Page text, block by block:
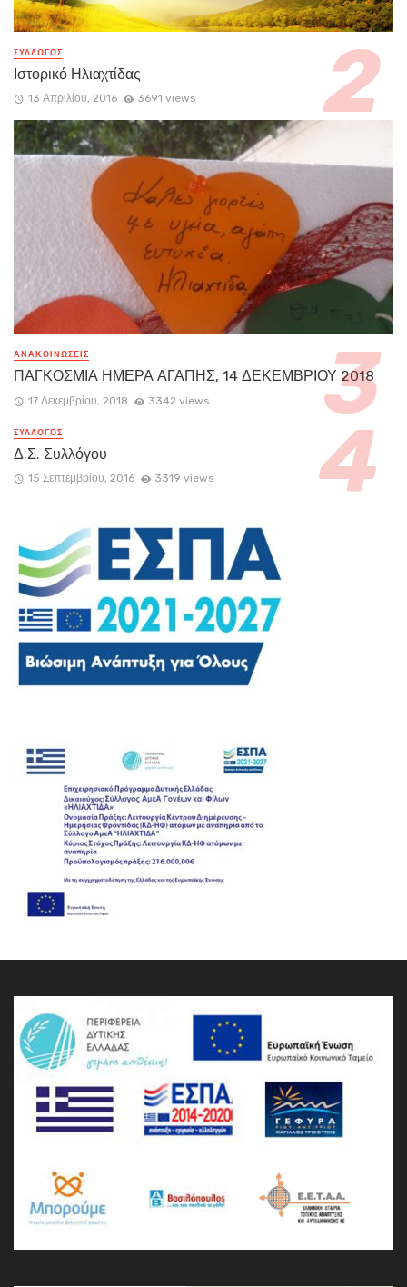
ΣΥΛΛΟΓΟΣ
Ιστορικό Ηλιαχτίδας
13 Απριλίου, 2016 3691 views
ΑΝΑΚΟΙΝΏΣΕΙΣ
ΠΑΓΚΟΣΜΙΑ ΗΜΕΡΑ ΑΓΑΠΗΣ, 14 ΔΕΚΕΜΒΡΙΟΥ 2018
17 Δεκεμβρίου, 2018 3342 views
ΣΥΛΛΟΓΟΣ
Δ.Σ. Συλλόγου
15 Σεπτεμβρίου, 2016 3319 views